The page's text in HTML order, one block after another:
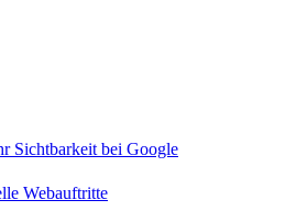
Sichtbarkeit bei Google
Webauftritte